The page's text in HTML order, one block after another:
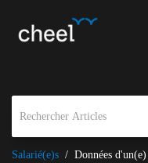
Salarié(e)s Données